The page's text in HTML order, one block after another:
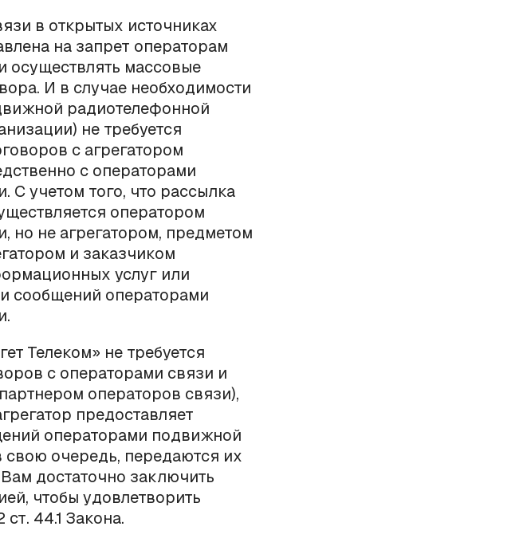
в открытых источниках
на запрет операторам
осуществлять массовые
И в случае необходимости
радиотелефонной
не требуется
с агрегатором
с операторами
учетом того, что рассылка
оператором
но не агрегатором, предметом
и заказчиком
услуг или
сообщений операторами
Телеком» не требуется
с операторами связи и
операторов связи),
предоставляет
операторами подвижной
свою очередь, передаются их
достаточно заключить
чтобы удовлетворить
44.1 Закона.